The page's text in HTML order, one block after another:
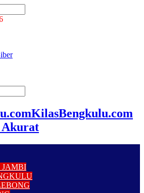
KilasBengkulu.com
Akurat
JAMBI